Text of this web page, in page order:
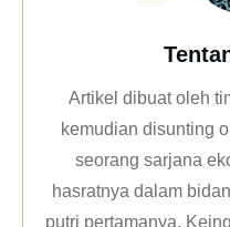
Artikel dibuat oleh
kemudian disunting
seorang sarjana
hasratnya dalam
putri pertamanya.